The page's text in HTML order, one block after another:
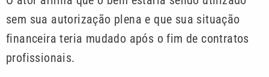
sem sua autorização plena e que sua situação
financeira teria mudado após o fim de contratos
profissionais.